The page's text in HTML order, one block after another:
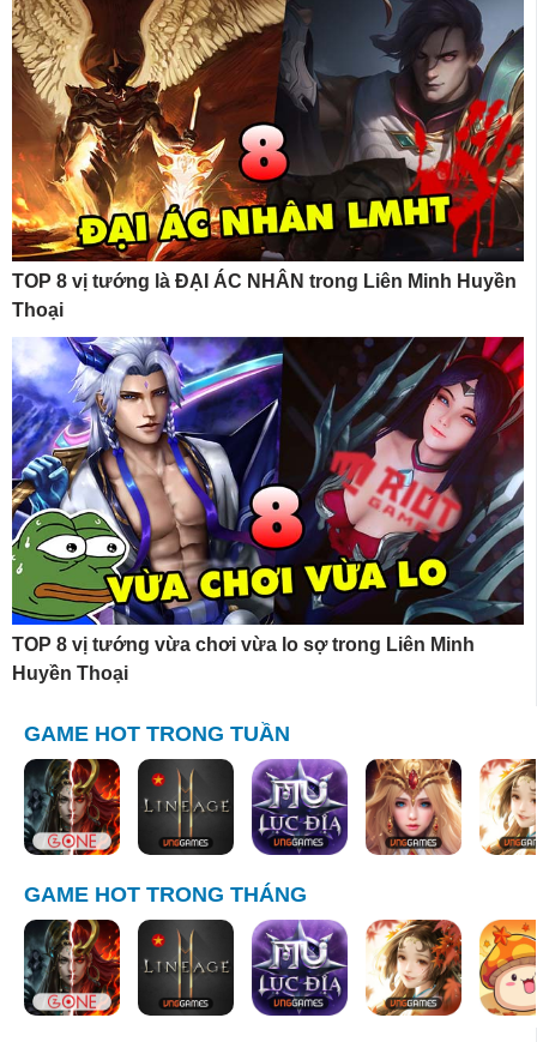
TOP 8 vị tướng là ĐẠI ÁC NHÂN trong Liên Minh Huyền
Thoại
TOP 8 vị tướng vừa chơi vừa lo sợ trong Liên Minh
Huyền Thoại
GAME HOT TRONG TUẦN
GAME HOT TRONG THÁNG